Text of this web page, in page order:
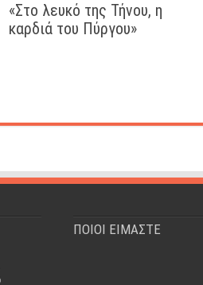
«Στο λευκό της Τήνου, η
καρδιά του Πύργου»
ΠΟΙΟΙ ΕΙΜΑΣΤΕ